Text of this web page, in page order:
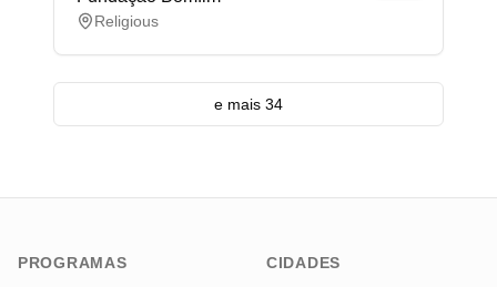
Religious
e mais 34
PROGRAMAS CIDADES